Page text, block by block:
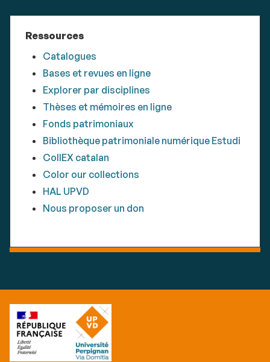
Ressources
Catalogues
Bases et revues en ligne
Explorer par disciplines
Thèses et mémoires en ligne
Fonds patrimoniaux
Bibliothèque patrimoniale numérique Estudi
CollEX catalan
Color our collections
HAL UPVD
Nous proposer un don